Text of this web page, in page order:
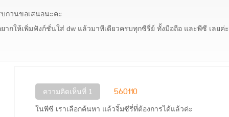
กวนขอเสนอนะคะ
ากให้เพิ่มฟังก์ชั่นใส่ dw แล้วมาทีเดียวครบทุกซีรี่ย์ ทั้งมือถือ และพีซี เลยค่ะ
ความคิดเห็นที่ 1 560110
ในพีซี เราเลือกค้นหา แล้วจิ้มซีรี่ที่ต้องการได้แล้วค่ะ